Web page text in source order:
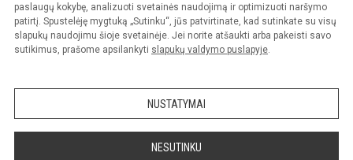
paslaugų kokybę, analizuoti svetainės naudojimą ir optimizuoti naršymo
patirtį. Spustelėję mygtuką „Sutinku“, jūs patvirtinate, kad sutinkate su visų
slapukų naudojimu šioje svetainėje. Jei norite atšaukti arba pakeisti savo
sutikimus, prašome apsilankyti slapukų valdymo puslapyje.
NUSTATYMAI
NESUTINKU
Kopijuoti turinį be raštiško įstaigos administracijos sutikimo griežtai draudžiama.
Prieinamumo paraiška Slapukų valdymas
Sumanus būdas atnaujinti